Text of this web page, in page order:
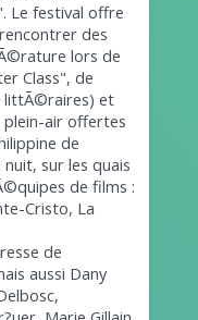
Le festival offre
des
lors de
Class", de
littÃ©raires) et
air offertes
de
sur les quais
de films :
Cristo, La
de
aussi Dany